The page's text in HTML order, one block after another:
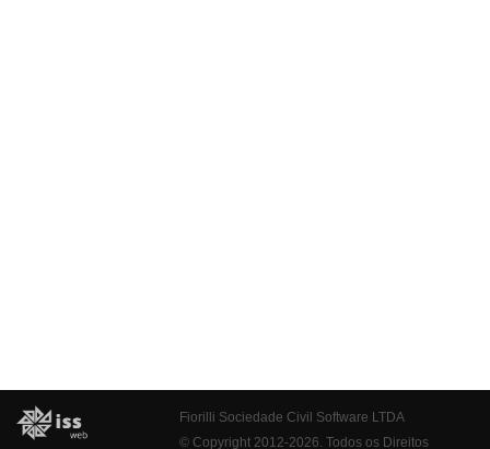
Fiorilli Sociedade Civil Software LTDA
© Copyright 2012-2026. Todos os Direitos